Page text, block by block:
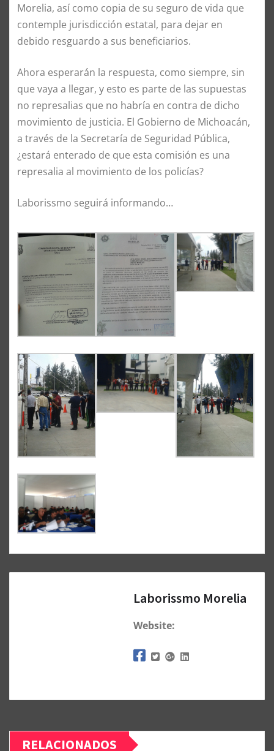
Morelia, así como copia de su seguro de vida que
contemple jurisdicción estatal, para dejar en
debido resguardo a sus beneficiarios.
Ahora esperarán la respuesta, como siempre, sin
que vaya a llegar, y esto es parte de las supuestas
no represalias que no habría en contra de dicho
movimiento de justicia. El Gobierno de Michoacán,
a través de la Secretaría de Seguridad Pública,
¿estará enterado de que esta comisión es una
represalia al movimiento de los policías?
Laborissmo seguirá informando…
Laborissmo Morelia
Website:
RELACIONADOS